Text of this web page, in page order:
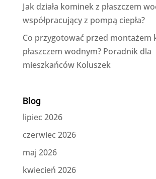
Jak działa kominek z płaszczem
współpracujący z pompą ciepła?
Co przygotować przed montażem
płaszczem wodnym? Poradnik dla
mieszkańców Koluszek
Blog
lipiec 2026
czerwiec 2026
maj 2026
kwiecień 2026